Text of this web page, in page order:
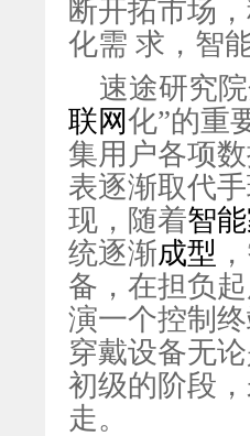
断开拓市场
化需 求，智
速途研究
联网化”的重
集用户各项
表逐渐取代
现，随着智
统逐渐成型
备，在担负
演一个控制
穿戴设备无
初级的阶段
走。